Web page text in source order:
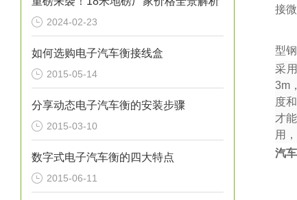
2024-02-23
如何选购电子汽车衡接线盒
2015-05-14
分享动态电子汽车衡的安装步骤
2015-03-10
数字式电子汽车衡的四大特点
2015-06-11
接
型
采
3m
度
才
用
汽